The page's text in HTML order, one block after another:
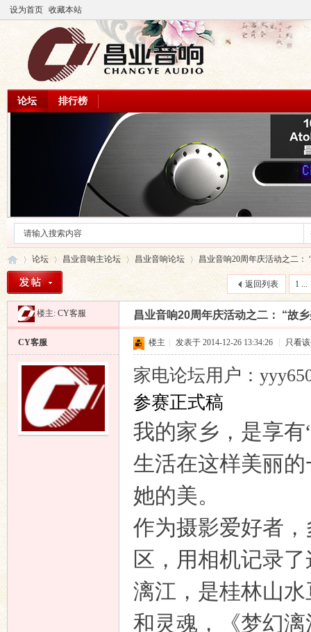
设为首页 收藏本站
论坛 排行榜
»
论坛
›
昌业音响主论坛 昌业音响论坛
›
昌业音响20周年庆活动之二：
1 ...
返回列表
楼主: CY客服 昌业音响20周年庆活动之二： “故
CY客服 楼主 发表于 2014-12-26 13:34:26 只看
家电论坛用户：
参赛正式稿
我的家乡，是享有
生活在这样美丽
她的美。
作为摄影爱好者
区，用相机记录
漓江，是桂林山
和灵魂，《梦幻